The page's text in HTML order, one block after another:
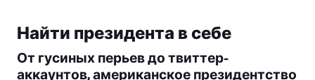
Найти президента в себе
От гусиных перьев до твиттер-
аккаунтов, американское президентство